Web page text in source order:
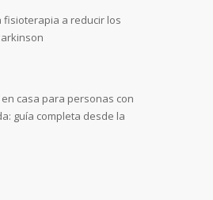
fisioterapia a reducir los
casa para personas con
guía completa desde la